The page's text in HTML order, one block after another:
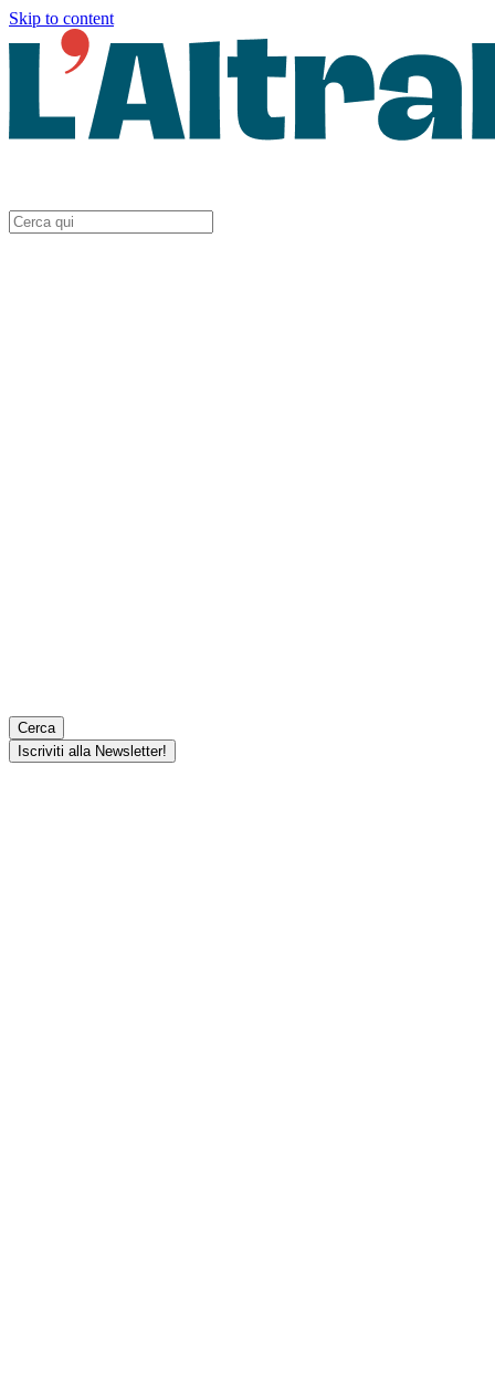
Skip to content
Cerca
Iscriviti alla Newsletter!